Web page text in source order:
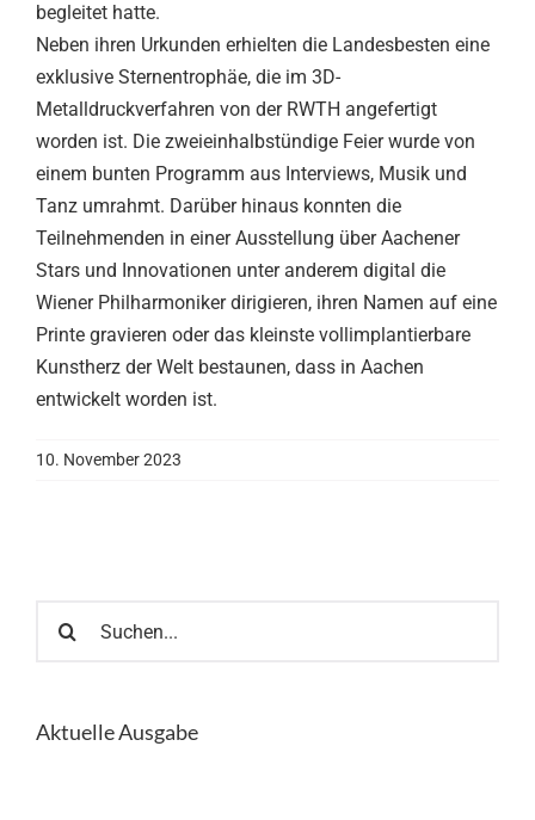
begleitet hatte.
Neben ihren Urkunden erhielten die Landesbesten eine
exklusive Sternentrophäe, die im 3D-
Metalldruckverfahren von der RWTH angefertigt
worden ist. Die zweieinhalbstündige Feier wurde von
einem bunten Programm aus Interviews, Musik und
Tanz umrahmt. Darüber hinaus konnten die
Teilnehmenden in einer Ausstellung über Aachener
Stars und Innovationen unter anderem digital die
Wiener Philharmoniker dirigieren, ihren Namen auf eine
Printe gravieren oder das kleinste vollimplantierbare
Kunstherz der Welt bestaunen, dass in Aachen
entwickelt worden ist.
10. November 2023
nach:
Aktuelle Ausgabe